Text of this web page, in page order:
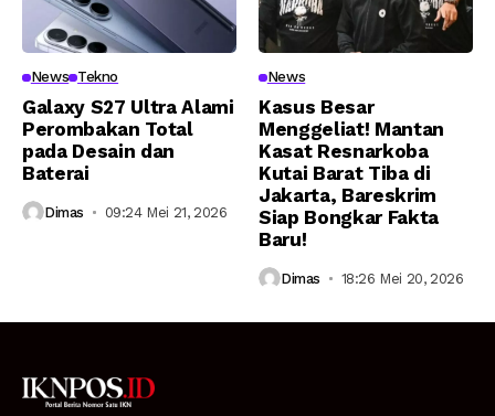
News Tekno
Galaxy S27 Ultra Alami
Perombakan Total
pada Desain dan
Baterai
Dimas 09:24 Mei 21, 2026
News
Kasus Besar
Menggeliat! Mantan
Kasat Resnarkoba
Kutai Barat Tiba di
Jakarta, Bareskrim
Siap Bongkar Fakta
Baru!
Dimas 18:26 Mei 20, 2026